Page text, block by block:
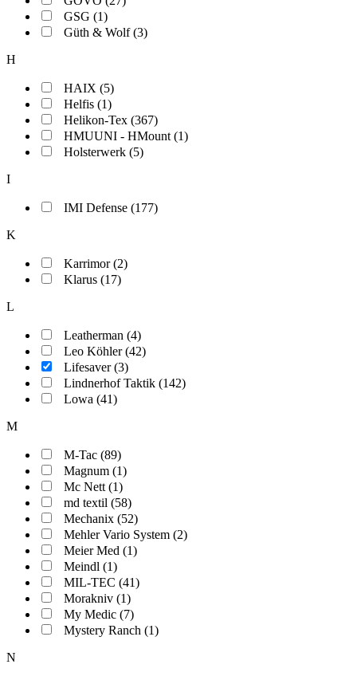
GSG (1)
Güth & Wolf (3)
H
HAIX (5)
Helfis (1)
Helikon-Tex (367)
HMUUNI - HMount (1)
Holsterwerk (5)
I
IMI Defense (177)
K
Karrimor (2)
Klarus (17)
L
Leatherman (4)
Leo Köhler (42)
Lifesaver (3)
Lindnerhof Taktik (142)
Lowa (41)
M
M-Tac (89)
Magnum (1)
Mc Nett (1)
md textil (58)
Mechanix (52)
Mehler Vario System (2)
Meier Med (1)
Meindl (1)
MIL-TEC (41)
Morakniv (1)
My Medic (7)
Mystery Ranch (1)
N